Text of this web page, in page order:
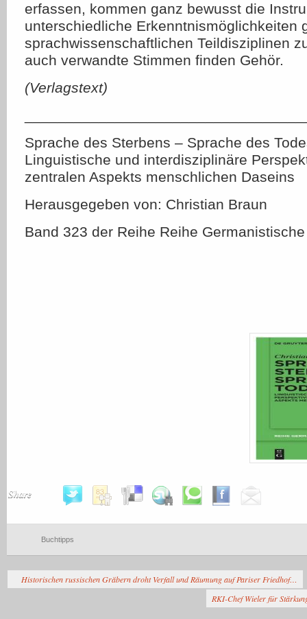
erfassen, kommen ganz bewusst die
unterschiedliche Erkenntnismöglichkeiten
sprachwissenschaftlichen Teildisziplinen
auch verwandte Stimmen finden Gehör.
(Verlagstext)
Sprache des Sterbens – Sprache des
Linguistische und interdisziplinäre
zentralen Aspekts menschlichen Daseins
Herausgegeben von: Christian Braun
Band 323 der Reihe Reihe
Share
Buchtipps
Historischen russischen Gräbern droht Verfall und Räumung auf Pariser Friedhof…
RKI-Chef Wieler für